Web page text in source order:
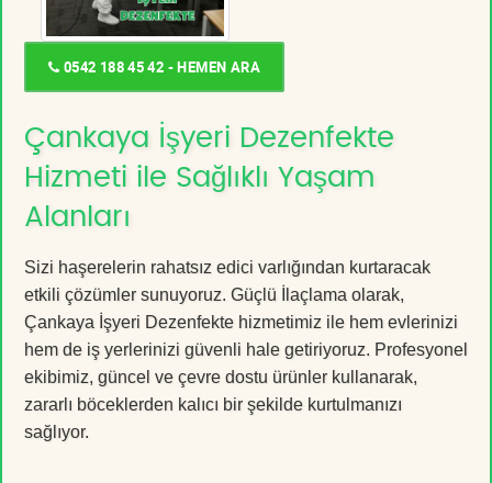
0542 188 45 42 - HEMEN ARA
Çankaya İşyeri Dezenfekte
Hizmeti ile Sağlıklı Yaşam
Alanları
Sizi haşerelerin rahatsız edici varlığından kurtaracak
etkili çözümler sunuyoruz. Güçlü İlaçlama olarak,
Çankaya İşyeri Dezenfekte hizmetimiz ile hem evlerinizi
hem de iş yerlerinizi güvenli hale getiriyoruz. Profesyonel
ekibimiz, güncel ve çevre dostu ürünler kullanarak,
zararlı böceklerden kalıcı bir şekilde kurtulmanızı
sağlıyor.